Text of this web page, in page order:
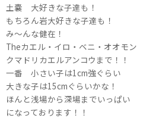
土嚢 大好きな子達も！
もちろん岩大好きな子達も！
み～んな健在！
Theカエル・イロ・ベニ・オオモン
クマドリカエルアンコウまで！！
一番 小さい子は1cm強ぐらい
大きな子は15cmぐらいかな！
ほんと浅場から深場までいっぱい
になっております！！